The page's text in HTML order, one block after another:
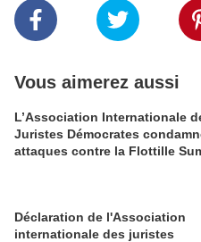
Vous aimerez aussi
L’Association Internationale
Juristes Démocrates
attaques contre la Flottille
Déclaration de l'Association
internationale des juristes